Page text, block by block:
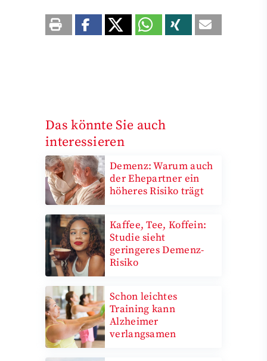
Das könnte Sie auch
interessieren
Demenz: Warum auch
der Ehepartner ein
höheres Risiko trägt
Kaffee, Tee, Koffein:
Studie sieht
geringeres Demenz-
Risiko
Schon leichtes
Training kann
Alzheimer
verlangsamen